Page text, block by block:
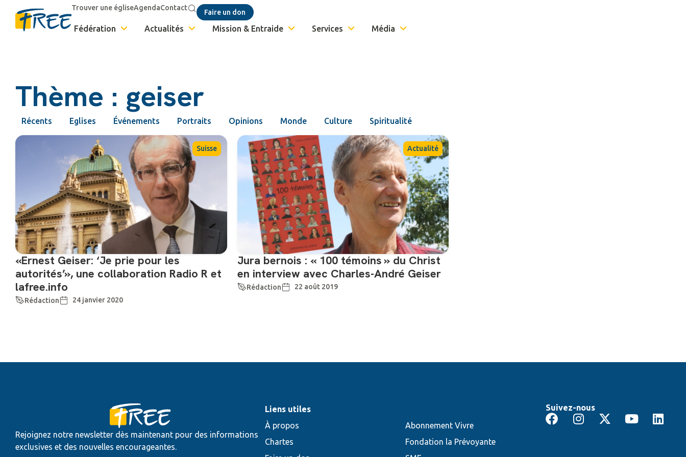
Trouver une égliseAgendaContact
Faire un don
Fédération Actualités Mission & Entraide Services Média
Thème : geiser
Récents Eglises Événements Portraits Opinions Monde Culture Spiritualité
Suisse
«Ernest Geiser: ‘Je prie pour les
autorités’», une collaboration Radio R et
lafree.info
Rédaction 24 janvier 2020
Actualité
Jura bernois : « 100 témoins » du Christ
en interview avec Charles-André Geiser
Rédaction 22 août 2019
Rejoignez notre newsletter dès maintenant pour des informations
exclusives et des nouvelles encourageantes.
Liens utiles
À propos
Abonnement Vivre
Chartes
Fondation la Prévoyante
Suivez-nous